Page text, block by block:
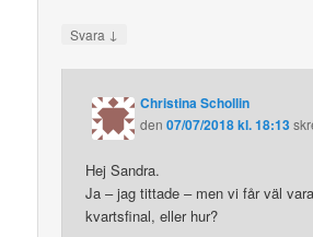
Svara ↓
Christina Schollin
den07/07/2018 kl. 18:13
Hej Sandra.
Ja – jag tittade – men vi får väl
kvartsfinal, eller hur?